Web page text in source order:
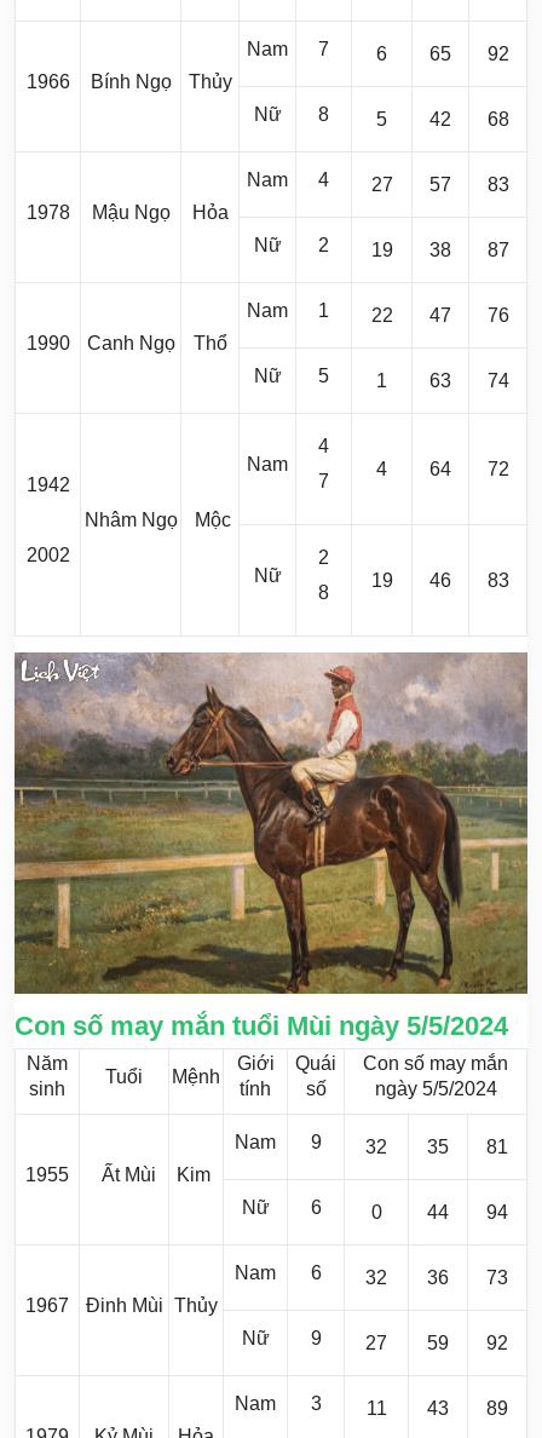
1966 Bính Ngọ Thủy
Nam 7 6 65 92
Nữ 8 5 42 68
1978 Mậu Ngọ Hỏa
Nam 4 27 57 83
Nữ 2 19 38 87
1990 Canh Ngọ Thổ
Nam 1 22 47 76
Nữ 5 1 63 74
1942
2002
Nhâm Ngọ Mộc
Nam
4
7
4 64 72
Nữ
2
8
19 46 83
Con số may mắn tuổi Mùi ngày 5/5/2024
Năm
sinh
Tuổi Mệnh
Giới
tính
Quái
số
Con số may mắn
ngày 5/5/2024
1955 Ất Mùi Kim
Nam 9 32 35 81
Nữ 6 0 44 94
1967 Đinh Mùi Thủy
Nam 6 32 36 73
Nữ 9 27 59 92
Nam 3 11 43 89